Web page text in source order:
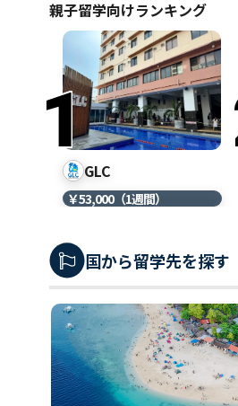
親子留学向けランキング
GLC
￥53,000（1週間）
国から留学先を探す